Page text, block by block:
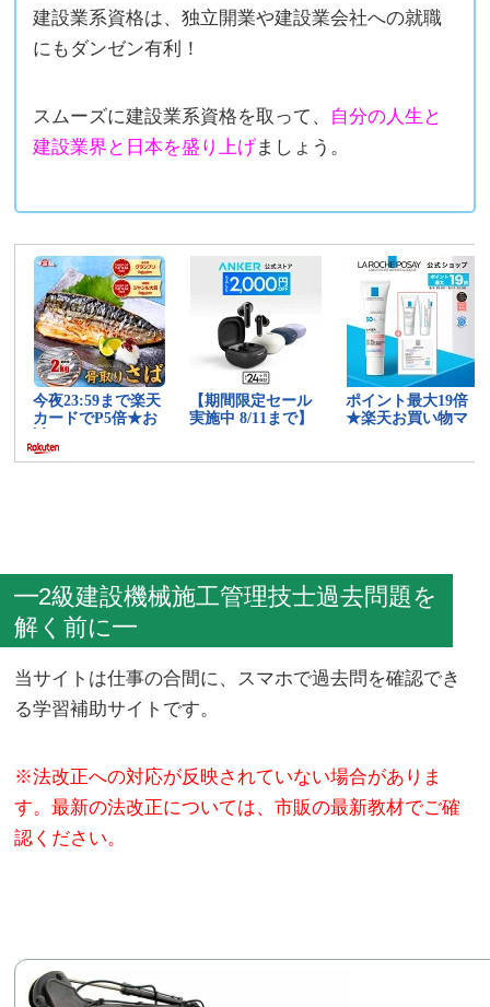
建設業系資格は、独立開業や建設業会社への就職
にもダンゼン有利！
スムーズに建設業系資格を取って、 自分の人生と
建設業界と日本を盛り上げましょう。
━2級建設機械施工管理技士過去問題を
解く前に━
当サイトは仕事の合間に、スマホで過去問を確認でき
る学習補助サイトです。
※法改正への対応が反映されていない場合がありま
す。最新の法改正については、市販の最新教材でご確
認ください。